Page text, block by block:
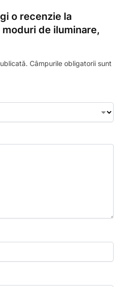
o recenzie la
de iluminare,
Câmpurile obligatorii sunt